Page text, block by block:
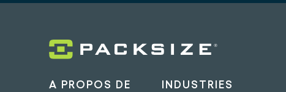
A PROPOS DE INDUSTRIES